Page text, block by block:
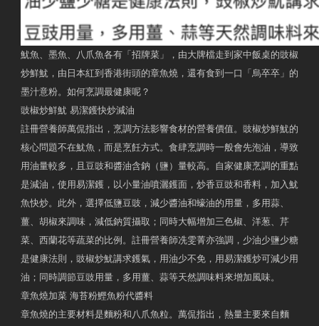
魷魚、墨魚、八爪魚各有「招牌菜」，由大牌檔走到家中飯桌的豉椒
炒鮮魷，由日本紅到香港街頭的章魚燒，還有食到一口「烏卒卒」的
墨汁意粉。如何烹調最健康呢？
豉椒炒鮮魷 易潔鑊快炒減油
註冊營養師萬侃指出，烹調方法影響食材的營養價值。豉椒炒鮮魷的
核心問題不在魷魚，而是烹飪方式。食肆烹調時一般會先泡油，導致
用油量較多，且豆豉和醬油含鈉（鹽）量較高。自家健康烹調的重點
是減油，使用易潔鑊，以小量油噴灑鑊面，炒香豆豉和香料，加入魷
魚快炒。此外，選擇低鹽豆豉，減少醬油和蠔油的用量，多用蒜、
薑、胡椒來調味，減低鈉質攝取；同時大幅增加三色椒、洋葱、芹
菜、西蘭花等蔬菜的比例。註冊營養師冼雯菁亦強調，少油少鹽少糖
是健康法則，豉椒炒魷講求鑊氣，用油少不免，用易潔鑊炒可減少用
油；同時調節豆豉用量，多用薑、蒜等天然調味料來增加風味。
章魚燒加菜 海苔粉鰹魚粉代醬料
章魚燒的主要材料是麵粉和八爪魚粒。萬侃指出，熱量主要來自麵